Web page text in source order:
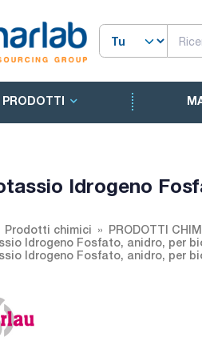
PRODOTTI
Idrogeno
Prodotti chimici
PRODOTTI
Idrogeno Fosfato, anidro, per
Idrogeno Fosfato, anidro, per